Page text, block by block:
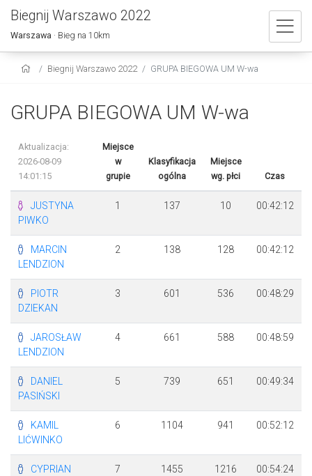
Biegnij Warszawo 2022
Warszawa · Bieg na 10km
Biegnij Warszawo 2022 GRUPA BIEGOWA UM W-wa
GRUPA BIEGOWA UM W-wa
Aktualizacja:
2026-08-09
14:01:15
Miejsce
w
grupie
Klasyfikacja
ogólna
Miejsce
wg. płci
Czas
JUSTYNA
PIWKO
1 137 10 00:42:12
MARCIN
LENDZION
2 138 128 00:42:12
PIOTR
DZIEKAN
3 601 536 00:48:29
JAROSŁAW
LENDZION
4 661 588 00:48:59
DANIEL
PASIŃSKI
5 739 651 00:49:34
KAMIL
LIĆWINKO
6 1104 941 00:52:12
CYPRIAN
7 1455 1216 00:54:24